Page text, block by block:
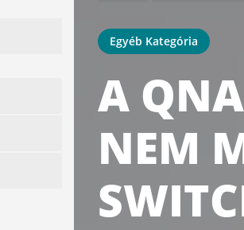
Egyéb Kategória
A
NEM